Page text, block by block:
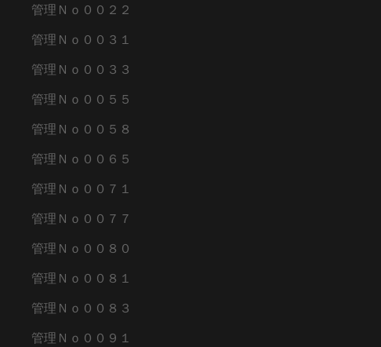
管理Ｎｏ００２２
管理Ｎｏ００３１
管理Ｎｏ００３３
管理Ｎｏ００５５
管理Ｎｏ００５８
管理Ｎｏ００６５
管理Ｎｏ００７１
管理Ｎｏ００７７
管理Ｎｏ００８０
管理Ｎｏ００８１
管理Ｎｏ００８３
管理Ｎｏ００９１